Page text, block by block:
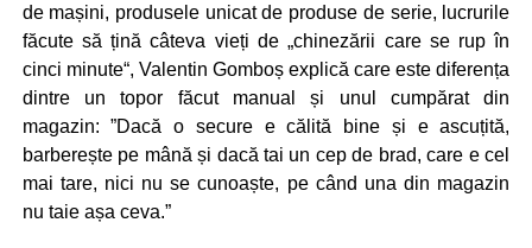
de mașini, produsele unicat de produse de serie, lucrurile
făcute să țină câteva vieți de „chinezării care se rup în
cinci minute“, Valentin Gomboș explică care este diferența
dintre un topor făcut manual și unul cumpărat din
magazin: ”Dacă o secure e călită bine și e ascuțită,
barberește pe mână și dacă tai un cep de brad, care e cel
mai tare, nici nu se cunoaște, pe când una din magazin
nu taie așa ceva.”